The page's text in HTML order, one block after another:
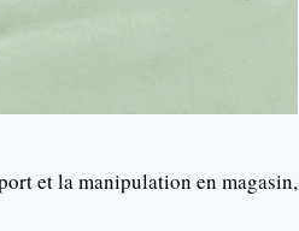
et la manipulation en magasin,